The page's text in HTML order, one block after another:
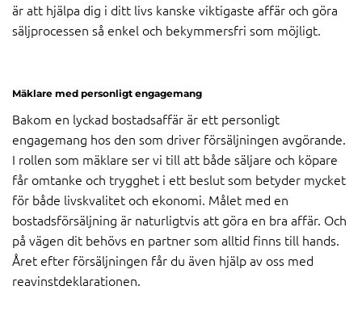
är att hjälpa dig i ditt livs kanske viktigaste affär och göra
säljprocessen så enkel och bekymmersfri som möjligt.
Mäklare med personligt engagemang
Bakom en lyckad bostadsaffär är ett personligt
engagemang hos den som driver försäljningen avgörande.
I rollen som mäklare ser vi till att både säljare och köpare
får omtanke och trygghet i ett beslut som betyder mycket
för både livskvalitet och ekonomi. Målet med en
bostadsförsäljning är naturligtvis att göra en bra affär. Och
på vägen dit behövs en partner som alltid finns till hands.
Året efter försäljningen får du även hjälp av oss med
reavinstdeklarationen.